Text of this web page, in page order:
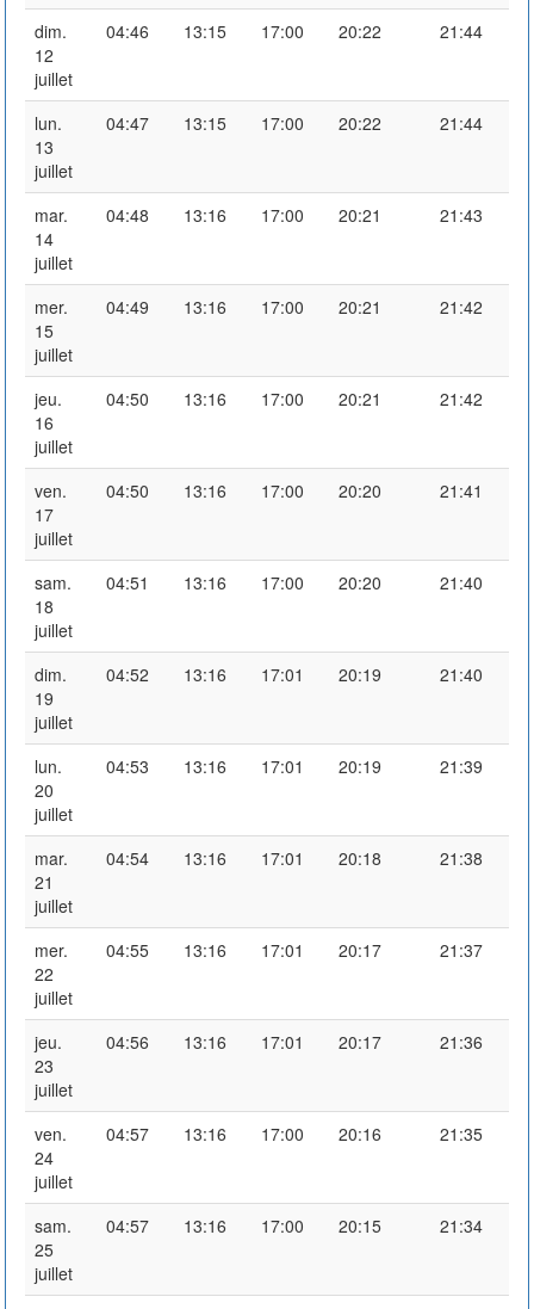
dim.
12
juillet
04:46 13:15 17:00 20:22 21:44
lun.
13
juillet
04:47 13:15 17:00 20:22 21:44
mar.
14
juillet
04:48 13:16 17:00 20:21 21:43
mer.
15
juillet
04:49 13:16 17:00 20:21 21:42
jeu.
16
juillet
04:50 13:16 17:00 20:21 21:42
ven.
17
juillet
04:50 13:16 17:00 20:20 21:41
sam.
18
juillet
04:51 13:16 17:00 20:20 21:40
dim.
19
juillet
04:52 13:16 17:01 20:19 21:40
lun.
20
juillet
04:53 13:16 17:01 20:19 21:39
mar.
21
juillet
04:54 13:16 17:01 20:18 21:38
mer.
22
juillet
04:55 13:16 17:01 20:17 21:37
jeu.
23
juillet
04:56 13:16 17:01 20:17 21:36
ven.
24
juillet
04:57 13:16 17:00 20:16 21:35
sam.
25
juillet
04:57 13:16 17:00 20:15 21:34